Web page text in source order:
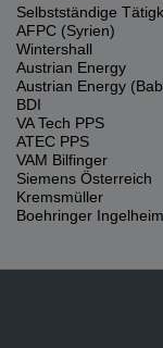
Selbstständige
AFPC (Syrien)
Wintershall
Austrian Energy
Austrian Energy
BDI
VA Tech PPS
ATEC PPS
VAM Bilfinger
Siemens Österreich
Kremsmüller
Boehringer Ingelheim